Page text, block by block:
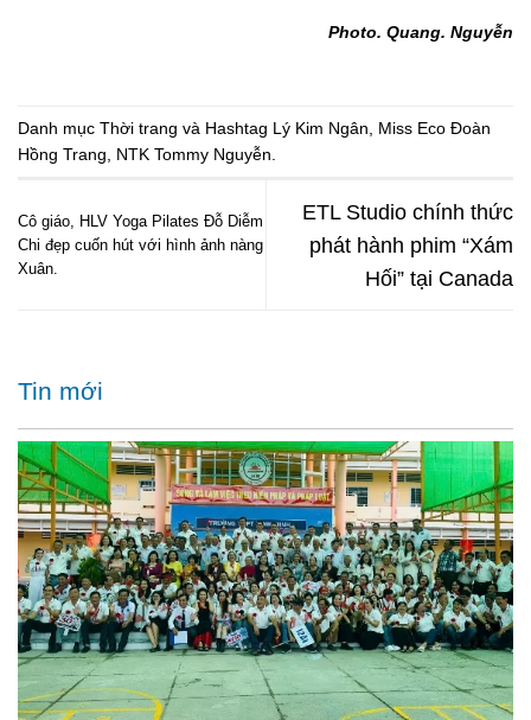
Photo. Quang. Nguyễn
Danh mục Thời trang và Hashtag Lý Kim Ngân
Miss Eco Đoàn
Hồng Trang
NTK Tommy Nguyễn
Cô giáo, HLV Yoga Pilates Đỗ Diễm
Chi đẹp cuốn hút với hình ảnh nàng
Xuân.
ETL Studio chính thức
phát hành phim “Xám
Hối” tại Canada
Tin mới